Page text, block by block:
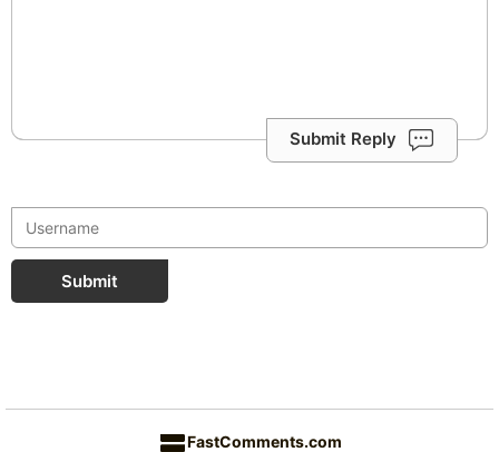
Submit Reply
Submit
FastComments.com